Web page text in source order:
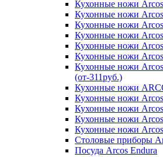
Кухонные ножи
Кухонные ножи
Кухонные ножи Arcos
Кухонные ножи
Кухонные ножи
Кухонные ножи
Кухонные ножи
(от-311руб.)
Кухонные ножи
Кухонные ножи
Кухонные ножи
Кухонные ножи
Кухонные ножи
Столовые приборы
Посуда Arcos Endura